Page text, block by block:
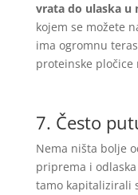
vrata do ulaska u
kojem se možete
ima ogromnu
proteinske
7. Često
Nema ništa bolje
priprema i
tamo kapitalizirali